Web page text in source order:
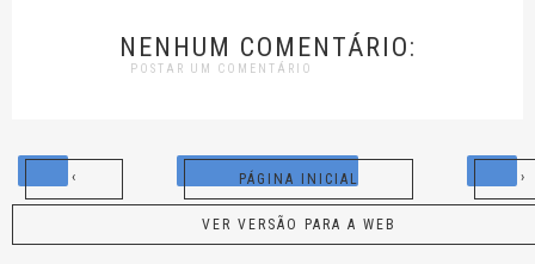
NENHUM COMENTÁRIO:
POSTAR UM COMENTÁRIO
‹ ›
PÁGINA INICIAL
VER VERSÃO PARA A WEB